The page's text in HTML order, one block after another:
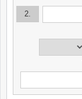
2.